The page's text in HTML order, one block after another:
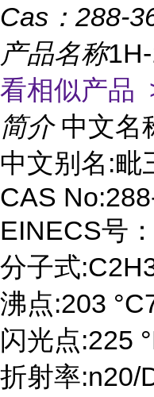
Cas： 288-
产品名称
看相似产品
简介 中文名
中文别名:毗
CAS
EINECS号
分子式
沸点:203
闪光点:225
折射率:n20/